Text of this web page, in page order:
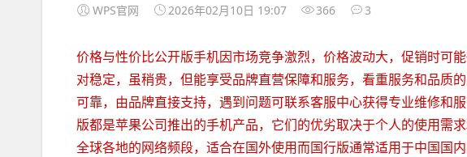
WPS官网 2026年02月10日 19:07 366 3
价格与性价比公开版手机因市场竞争激烈，价格波动大，促销时可
对稳定，虽稍贵，但能享受品牌直营保障和服务，看重服务和品质
可靠，由品牌直接支持，遇到问题可联系客服中心获得专业维修和
版都是苹果公司推出的手机产品，它们的优劣取决于个人的使用需
全球各地的网络频段，适合在国外使用而国行版通常适用于中国国